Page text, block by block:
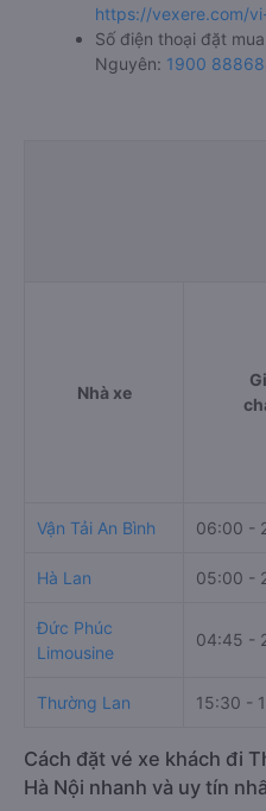
https://vexere.com/
Số điện thoại đặt
Nguyên: 1900
Nhà xe
Vận Tải An Bình 06:00 -
Hà Lan 05:00 -
Đức Phúc
Limousine
04:45 -
Thường Lan 15:30 -
Cách đặt vé xe khách đi
Hà Nội nhanh và uy tín